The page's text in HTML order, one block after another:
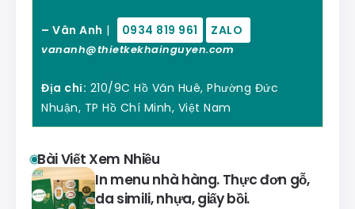
– Vân Anh | 0934 819 961 ZALO
vananh@thietkekhainguyen.com
Địa chỉ: 210/9C Hồ Văn Huê, Phường Đức
Nhuận, TP Hồ Chí Minh, Việt Nam
Bài Viết Xem Nhiều
In menu nhà hàng. Thực đơn gỗ,
da simili, nhựa, giấy bồi.